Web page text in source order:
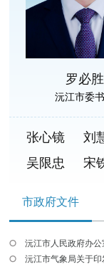
罗必胜
沅江市委
张心镜 刘
吴限忠
宋
市政府文件